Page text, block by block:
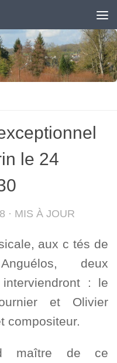
le 24
· MIS À JOUR
aux c tés de
deux
: le
et Olivier
compositeur.
maître de ce